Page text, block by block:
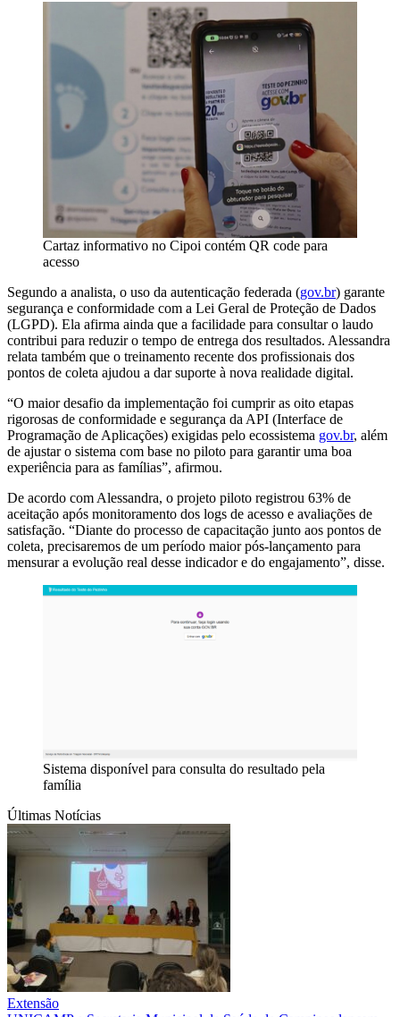
Cartaz informativo no Cipoi contém QR code para
acesso
Segundo a analista, o uso da autenticação federada (gov.br) garante
segurança e conformidade com a Lei Geral de Proteção de Dados
(LGPD). Ela afirma ainda que a facilidade para consultar o laudo
contribui para reduzir o tempo de entrega dos resultados. Alessandra
relata também que o treinamento recente dos profissionais dos
pontos de coleta ajudou a dar suporte à nova realidade digital.
“O maior desafio da implementação foi cumprir as oito etapas
rigorosas de conformidade e segurança da API (Interface de
Programação de Aplicações) exigidas pelo ecossistema gov.br, além
de ajustar o sistema com base no piloto para garantir uma boa
experiência para as famílias”, afirmou.
De acordo com Alessandra, o projeto piloto registrou 63% de
aceitação após monitoramento dos logs de acesso e avaliações de
satisfação. “Diante do processo de capacitação junto aos pontos de
coleta, precisaremos de um período maior pós-lançamento para
mensurar a evolução real desse indicador e do engajamento”, disse.
Sistema disponível para consulta do resultado pela
família
Últimas Notícias
Extensão